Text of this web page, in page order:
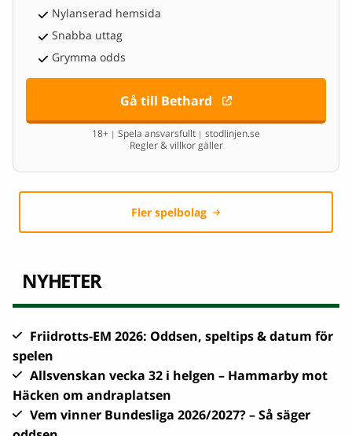
Nylanserad hemsida
Snabba uttag
Grymma odds
Gå till Bethard
18+ | Spela ansvarsfullt | stodlinjen.se
Regler & villkor gäller
Fler spelbolag
NYHETER
Friidrotts-EM 2026: Oddsen, speltips & datum för
spelen
Allsvenskan vecka 32 i helgen – Hammarby mot
Häcken om andraplatsen
Vem vinner Bundesliga 2026/2027? – Så säger